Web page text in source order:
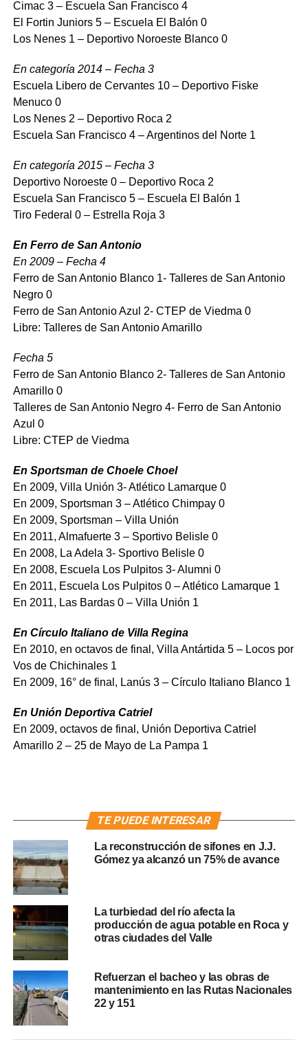
Cimac 3 – Escuela San Francisco 4
El Fortin Juniors 5 – Escuela El Balón 0
Los Nenes 1 – Deportivo Noroeste Blanco 0
En categoría 2014 – Fecha 3
Escuela Libero de Cervantes 10 – Deportivo Fiske
Menuco 0
Los Nenes 2 – Deportivo Roca 2
Escuela San Francisco 4 – Argentinos del Norte 1
En categoría 2015 – Fecha 3
Deportivo Noroeste 0 – Deportivo Roca 2
Escuela San Francisco 5 – Escuela El Balón 1
Tiro Federal 0 – Estrella Roja 3
En Ferro de San Antonio
En 2009 – Fecha 4
Ferro de San Antonio Blanco 1- Talleres de San Antonio
Negro 0
Ferro de San Antonio Azul 2- CTEP de Viedma 0
Libre: Talleres de San Antonio Amarillo
Fecha 5
Ferro de San Antonio Blanco 2- Talleres de San Antonio
Amarillo 0
Talleres de San Antonio Negro 4- Ferro de San Antonio
Azul 0
Libre: CTEP de Viedma
En Sportsman de Choele Choel
En 2009, Villa Unión 3- Atlético Lamarque 0
En 2009, Sportsman 3 – Atlético Chimpay 0
En 2009, Sportsman – Villa Unión
En 2011, Almafuerte 3 – Sportivo Belisle 0
En 2008, La Adela 3- Sportivo Belisle 0
En 2008, Escuela Los Pulpitos 3- Alumni 0
En 2011, Escuela Los Pulpitos 0 – Atlético Lamarque 1
En 2011, Las Bardas 0 – Villa Unión 1
En Círculo Italiano de Villa Regina
En 2010, en octavos de final, Villa Antártida 5 – Locos por
Vos de Chichinales 1
En 2009, 16° de final, Lanús 3 – Círculo Italiano Blanco 1
En Unión Deportiva Catriel
En 2009, octavos de final, Unión Deportiva Catriel
Amarillo 2 – 25 de Mayo de La Pampa 1
TE PUEDE INTERESAR
La reconstrucción de sifones en J.J.
Gómez ya alcanzó un 75% de avance
La turbiedad del río afecta la
producción de agua potable en Roca y
otras ciudades del Valle
Refuerzan el bacheo y las obras de
mantenimiento en las Rutas Nacionales
22 y 151